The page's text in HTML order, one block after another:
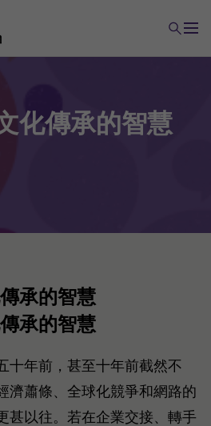
化傳承的智慧
承的智慧
承的智慧
十年前，甚至十年前截然不
濟蕭條、全球化競爭和網路的
甚以往。若在企業交接、轉手